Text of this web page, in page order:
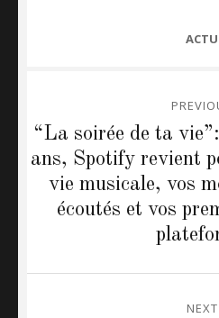
ACTU
navigation
Previous
post:
“La soirée de ta
ans, Spotify revient
vie musicale, vos
écoutés et vos
NEXT